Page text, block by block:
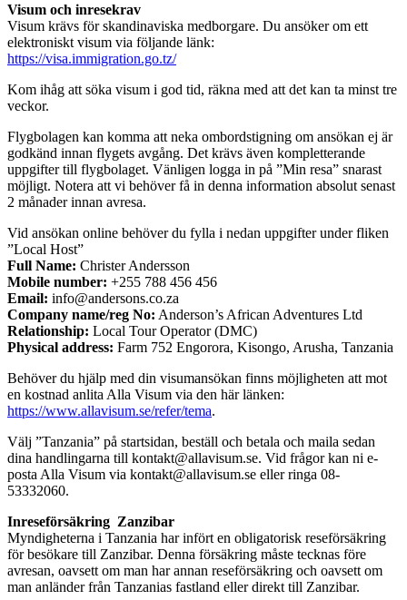
Visum och inresekrav
Visum krävs för skandinaviska medborgare. Du ansöker om ett
elektroniskt visum via följande länk:
https://visa.immigration.go.tz/
Kom ihåg att söka visum i god tid, räkna med att det kan ta minst tre
veckor.
Flygbolagen kan komma att neka ombordstigning om ansökan ej är
godkänd innan flygets avgång. Det krävs även kompletterande
uppgifter till flygbolaget. Vänligen logga in på ”Min resa” snarast
möjligt. Notera att vi behöver få in denna information absolut senast
2 månader innan avresa.
Vid ansökan online behöver du fylla i nedan uppgifter under fliken
”Local Host”
Full Name: Christer Andersson
Mobile number: +255 788 456 456
Email: info@andersons.co.za
Company name/reg No: Anderson’s African Adventures Ltd
Relationship: Local Tour Operator (DMC)
Physical address: Farm 752 Engorora, Kisongo, Arusha, Tanzania
Behöver du hjälp med din visumansökan finns möjligheten att mot
en kostnad anlita Alla Visum via den här länken:
https://www.allavisum.se/refer/tema.
Välj ”Tanzania” på startsidan, beställ och betala och maila sedan
dina handlingarna till kontakt@allavisum.se. Vid frågor kan ni e-
posta Alla Visum via kontakt@allavisum.se eller ringa 08-
53332060.
Inreseförsäkring Zanzibar
Myndigheterna i Tanzania har infört en obligatorisk reseförsäkring
för besökare till Zanzibar. Denna försäkring måste tecknas före
avresan, oavsett om man har annan reseförsäkring och oavsett om
man anländer från Tanzanias fastland eller direkt till Zanzibar.